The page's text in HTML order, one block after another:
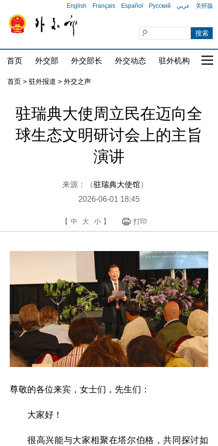
English Français Español Русский عربي 关怀版
首页 外交部 外交部长 外交动态 驻外机构 国
首页 > 驻外报道 > 外交之声
驻瑞典大使周立民在迈向全
球生态文明研讨会上的主旨
演讲
来源：（驻瑞典大使馆）
2026-06-01 18:45
【 中 大 小 】 打印
尊敬的各位来宾，女士们，先生们：
大家好！
很高兴能与大家相聚在塔尔伯格，共同探讨如